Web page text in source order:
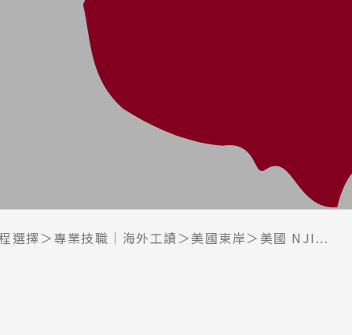
生活資訊
跟著遊學大使看世界
學習要領
工作規範
選擇 專業技職｜海外工讀 美國東岸 美國 NJI...